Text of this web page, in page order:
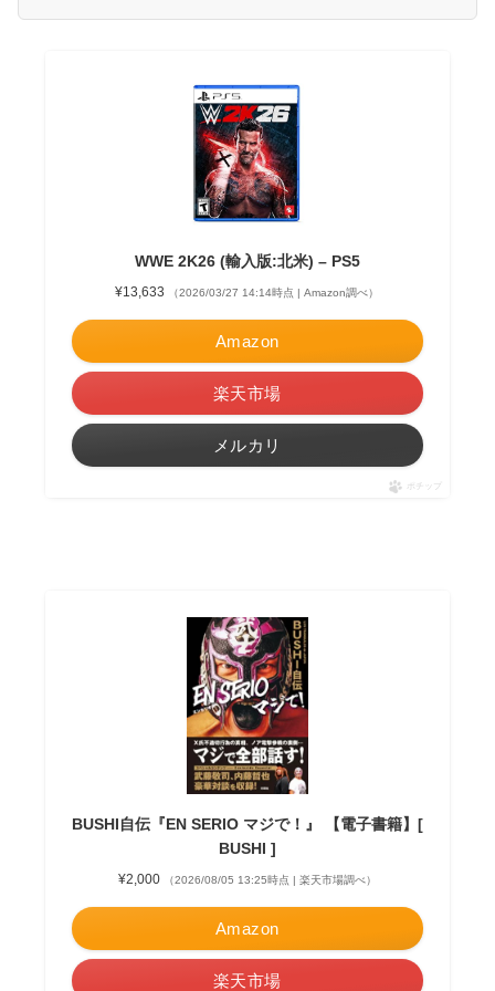
WWE 2K26 (輸入版:北米) – PS5
¥13,633 （2026/03/27 14:14時点 | Amazon調べ）
Amazon
楽天市場
メルカリ
ポチップ
BUSHI自伝『EN SERIO マジで！』 【電子書籍】[
BUSHI ]
¥2,000 （2026/08/05 13:25時点 | 楽天市場調べ）
Amazon
楽天市場